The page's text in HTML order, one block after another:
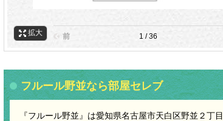
拡大 前 1 / 36
フルール野並なら部屋セレブ
『フルール野並』は愛知県名古屋市天白区野並２